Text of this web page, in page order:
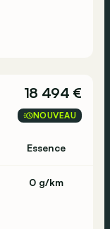
18 494 €
NOUVEAU
Essence
0 g/km